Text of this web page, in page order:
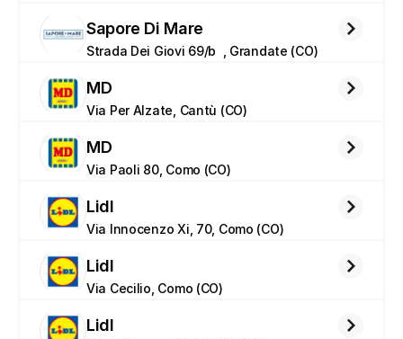
Sapore Di Mare
Strada Dei Giovi 69/b  , Grandate (CO)
MD
Via Per Alzate, Cantù (CO)
MD
Via Paoli 80, Como (CO)
Lidl
Via Innocenzo Xi, 70, Como (CO)
Lidl
Via Cecilio, Como (CO)
Lidl